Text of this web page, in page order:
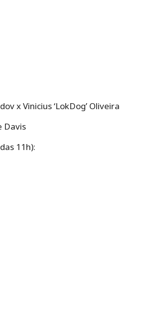
x Vinicius ‘LokDog’ Oliveira
Davis
11h):